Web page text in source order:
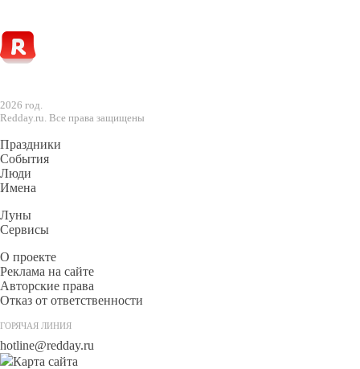
2026 год.
Redday.ru. Все права защищены
Праздники
События
Люди
Имена
Луны
Сервисы
О проекте
Реклама на сайте
Авторские права
Отказ от ответственности
ГОРЯЧАЯ ЛИНИЯ
hotline@redday.ru
Карта сайта